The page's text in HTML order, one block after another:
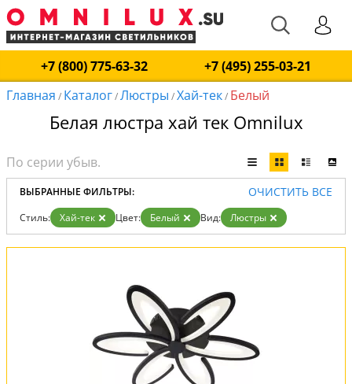
+7 (800) 775-63-32
+7 (495) 255-03-21
Главная / Каталог/Люстры /Хай-тек/ Белый
Белая люстра хай тек Omnilux
ВЫБРАННЫЕ ФИЛЬТРЫ: ОЧИСТИТЬ ВСЕ
Стиль: Хай-тек Цвет: Белый Вид: Люстры